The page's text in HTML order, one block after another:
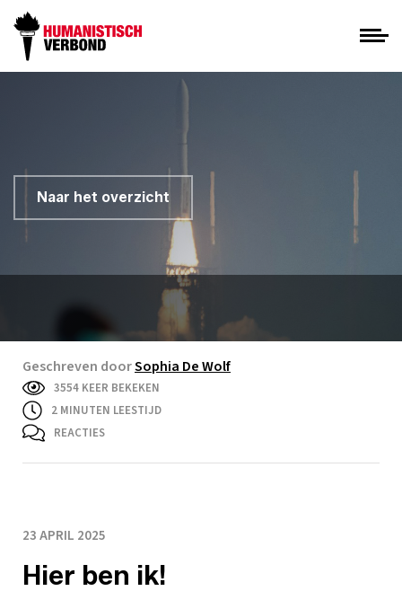
Naar het overzicht
Geschreven doorSophia De Wolf
3554 KEER BEKEKEN
2 MINUTEN LEESTIJD
REACTIES
23 APRIL 2025
Hier ben ik!